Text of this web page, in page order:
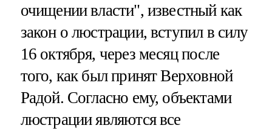
очищении власти", известный как
закон о люстрации, вступил в силу
16 октября, через месяц после
того, как был принят Верховной
Радой. Согласно ему, объектами
люстрации являются все